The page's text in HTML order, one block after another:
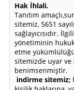
Hak İhlali.
Tanıtım
sitemiz, 5651
sağlayıcısıdır.
yönetiminin
etme
sitemizde uyar
benimsenmiştir.
indirme sitemiz;